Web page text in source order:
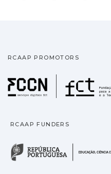
RCAAP PROMOTORS
RCAAP FUNDERS